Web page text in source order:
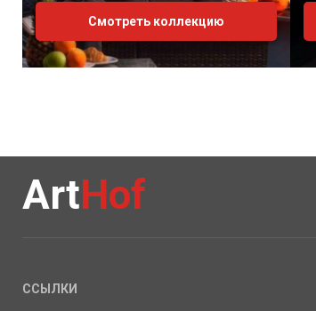
Смотреть коллекцию
ArtHof
ССЫЛКИ